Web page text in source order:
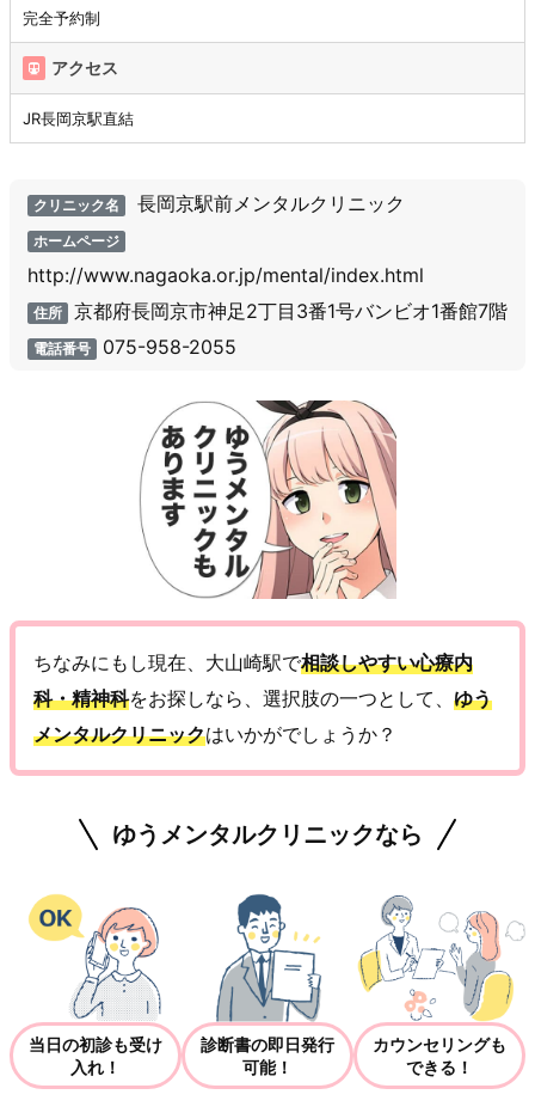
完全予約制
アクセス
JR長岡京駅直結
クリニック名 長岡京駅前メンタルクリニック
ホームページ
http://www.nagaoka.or.jp/mental/index.html
住所 京都府長岡京市神足2丁目3番1号バンビオ1番館7階
電話番号 075-958-2055
ちなみにもし現在、大山崎駅で相談しやすい心療内
科・精神科をお探しなら、選択肢の一つとして、 ゆう
メンタルクリニックはいかがでしょうか？
ゆうメンタルクリニックなら
当日の初診も受け
入れ！
診断書の即日発行
可能！
カウンセリングも
できる！